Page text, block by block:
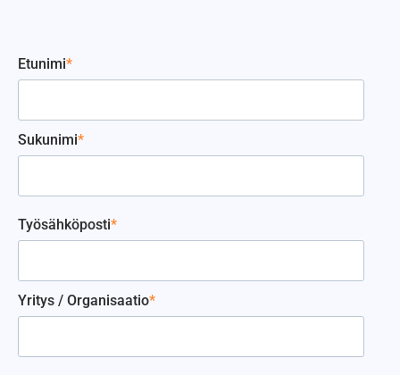
Etunimi*
Sukunimi*
Työsähköposti*
Yritys / Organisaatio*